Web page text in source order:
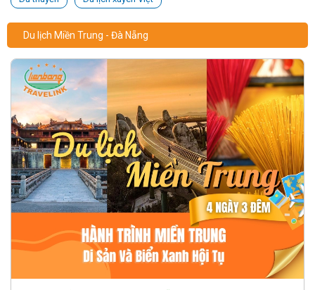
Du lịch Miền Trung - Đà Nẵng